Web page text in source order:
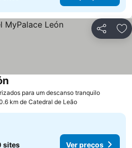
Partilhar
para um descanso tranquilo
km de Catedral de Leão
sites Ver preços